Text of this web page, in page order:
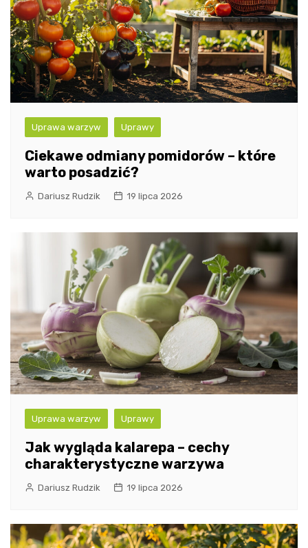
Uprawa warzyw Uprawy
Ciekawe odmiany pomidorów – które
warto posadzić?
Dariusz Rudzik 19 lipca 2026
Uprawa warzyw Uprawy
Jak wygląda kalarepa – cechy
charakterystyczne warzywa
Dariusz Rudzik 19 lipca 2026